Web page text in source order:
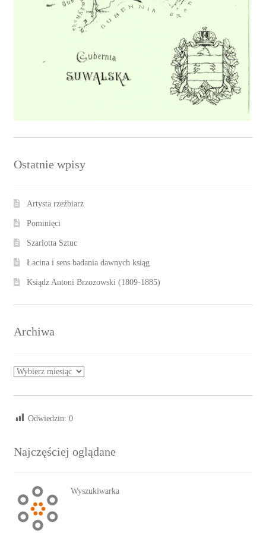
Ostatnie wpisy
Artysta rzeźbiarz
Pominięci
Szarlotta Sztuc
Łacina i sens badania dawnych ksiąg
Ksiądz Antoni Brzozowski (1809-1885)
Archiwa
Archiwa
Odwiedzin: 0
Najczęściej oglądane
Wyszukiwarka